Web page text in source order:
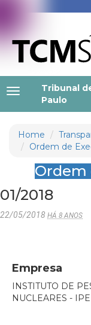
Tribunal
Paulo
Home
Ordem de
Ordem
01/2018
22/05/2018 HÁ 8 ANOS
Empresa
INSTITUTO DE
NUCLEARES -